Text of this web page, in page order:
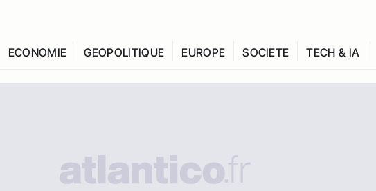
ECONOMIE GEOPOLITIQUE EUROPE SOCIETE TECH & IA